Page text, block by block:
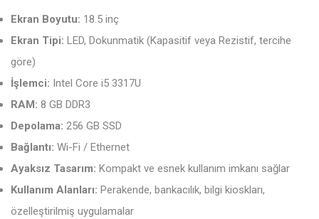
Ekran Boyutu: 18.5 inç
Ekran Tipi: LED, Dokunmatik (Kapasitif veya Rezistif, tercihe
göre)
İşlemci: Intel Core i5 3317U
RAM: 8 GB DDR3
Depolama: 256 GB SSD
Bağlantı: Wi-Fi / Ethernet
Ayaksız Tasarım: Kompakt ve esnek kullanım imkanı sağlar
Kullanım Alanları: Perakende, bankacılık, bilgi kioskları,
özelleştirilmiş uygulamalar